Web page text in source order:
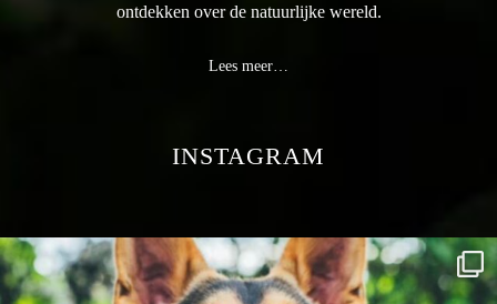
ontdekken over de natuurlijke wereld.
Lees meer…
INSTAGRAM